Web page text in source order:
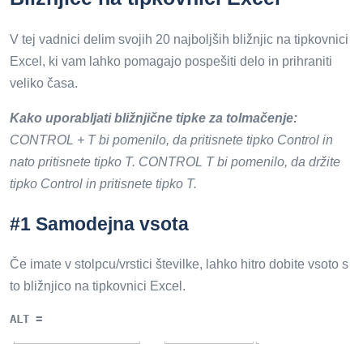
V tej vadnici delim svojih 20 najboljših bližnjic na tipkovnici
Excel, ki vam lahko pomagajo pospešiti delo in prihraniti
veliko časa.
Kako uporabljati bližnjične tipke za tolmačenje:
CONTROL + T bi pomenilo, da pritisnete tipko Control in
nato pritisnete tipko T. CONTROL T bi pomenilo, da držite
tipko Control in pritisnete tipko T.
#1 Samodejna vsota
Če imate v stolpcu/vrstici številke, lahko hitro dobite vsoto s
to bližnjico na tipkovnici Excel.
ALT =